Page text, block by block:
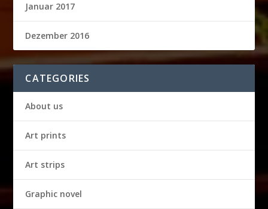
Januar 2017
Dezember 2016
CATEGORIES
About us
Art prints
Art strips
Graphic novel